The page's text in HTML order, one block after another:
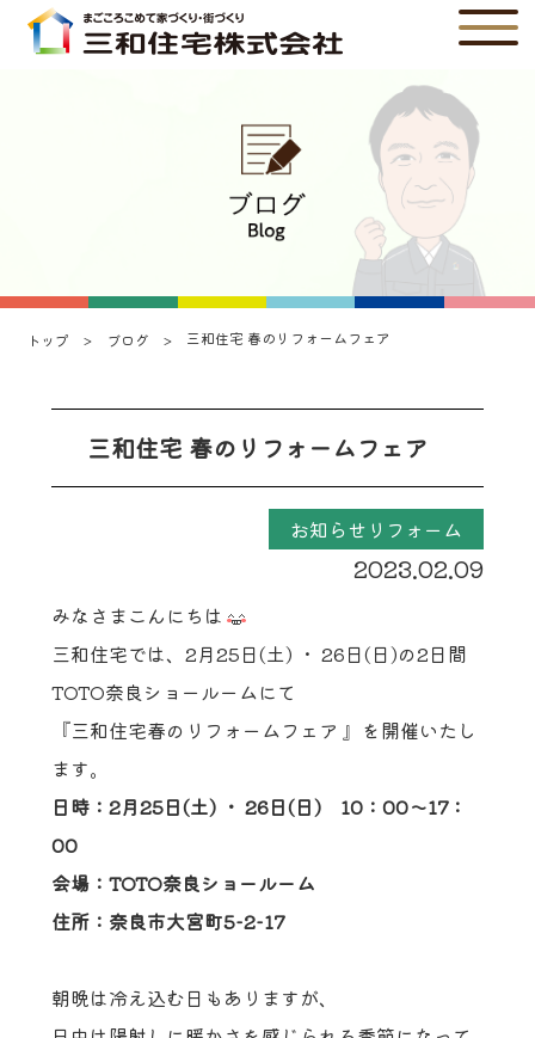
トップ ブログ 三和住宅 春のリフォームフェア
三和住宅 春のリフォームフェア
お知らせリフォーム
2023.02.09
みなさまこんにちは
三和住宅では、2月25日(土) ・ 26日(日)の2日間
TOTO奈良ショールームにて
『三和住宅春のリフォームフェア 』を開催いたし
ます。
日時：2月25日(土) ・ 26日(日) 10：00～17：
00
会場：TOTO奈良ショールーム
住所：奈良市大宮町5-2-17
朝晩は冷え込む日もありますが、